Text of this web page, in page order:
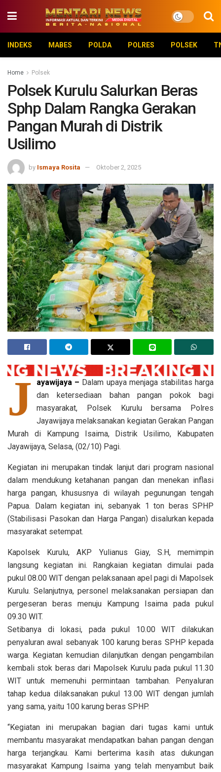
INDEKS MABES POLDA POLRES POLSEK
Home Polsek
Polsek Kurulu Salurkan Beras
Sphp Dalam Rangka Gerakan
Pangan Murah di Distrik
Usilimo
by Ismaya Rosita Oktober 2, 2025
J ayawijaya – Dalam upaya menjaga stabilitas harga
dan ketersediaan bahan pangan pokok bagi
masyarakat, Polsek Kurulu bersama Polres
Jayawijaya melaksanakan kegiatan Gerakan Pangan
Murah di Kampung Isaima, Distrik Usilimo, Kabupaten
Jayawijaya, Selasa, (02/10) Pagi.
Kegiatan ini merupakan tindak lanjut dari program nasional
dalam mendukung ketahanan pangan dan menekan inflasi
harga pangan, khususnya di wilayah pegunungan tengah
Papua. Dalam kegiatan ini, sebanyak 1 ton beras SPHP
(Stabilisasi Pasokan dan Harga Pangan) disalurkan kepada
masyarakat setempat.
Kapolsek Kurulu, AKP Yulianus Giay, S.H, memimpin
langsung kegiatan ini. Rangkaian kegiatan dimulai pada
pukul 08.00 WIT dengan pelaksanaan apel pagi di Mapolsek
Kurulu. Selanjutnya, personel melaksanakan persiapan dan
pergeseran beras menuju Kampung Isaima pada pukul
09.30 WIT.
Setibanya di lokasi, pada pukul 10.00 WIT dilakukan
penyaluran awal sebanyak 100 karung beras SPHP kepada
warga. Kegiatan kemudian dilanjutkan dengan pengambilan
kembali stok beras dari Mapolsek Kurulu pada pukul 11.30
WIT untuk memenuhi permintaan tambahan. Penyaluran
tahap kedua dilaksanakan pukul 13.00 WIT dengan jumlah
yang sama, yaitu 100 karung beras SPHP.
“Kegiatan ini merupakan bagian dari tugas kami untuk
membantu masyarakat mendapatkan bahan pangan dengan
harga terjangkau. Kami berterima kasih atas dukungan
masyarakat Kampung Isaima yang telah menyambut baik